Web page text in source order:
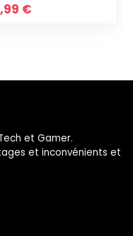
€
et Gamer.
et inconvénients et